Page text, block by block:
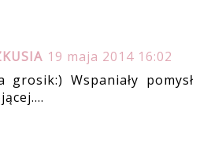
19 maja 2014 16:02
grosik:) Wspaniały pomysł